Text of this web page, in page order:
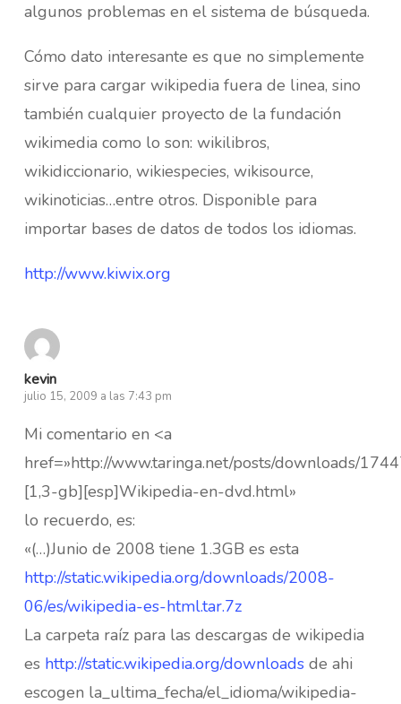
algunos problemas en el sistema de búsqueda.
Cómo dato interesante es que no simplemente
sirve para cargar wikipedia fuera de linea, sino
también cualquier proyecto de la fundación
wikimedia como lo son: wikilibros,
wikidiccionario, wikiespecies, wikisource,
wikinoticias…entre otros. Disponible para
importar bases de datos de todos los idiomas.
http://www.kiwix.org
kevin
julio 15, 2009 a las 7:43 pm
Mi comentario en <a
href=»http://www.taringa.net/posts/downloads/
[1,3-gb][esp]Wikipedia-en-dvd.html»
lo recuerdo, es:
«(…)Junio de 2008 tiene 1.3GB es esta
http://static.wikipedia.org/downloads/2008-
06/es/wikipedia-es-html.tar.7z
La carpeta raíz para las descargas de wikipedia
es http://static.wikipedia.org/downloadsde ahi
escogen la_ultima_fecha/el_idioma/wikipedia-